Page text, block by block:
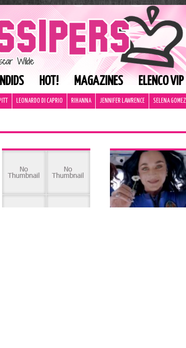
HOT! MAGAZINES ELENCO VIP
LEONARDO DI CAPRIO RIHANNA JENNIFER LAWRENCE SELENA GOMEZ